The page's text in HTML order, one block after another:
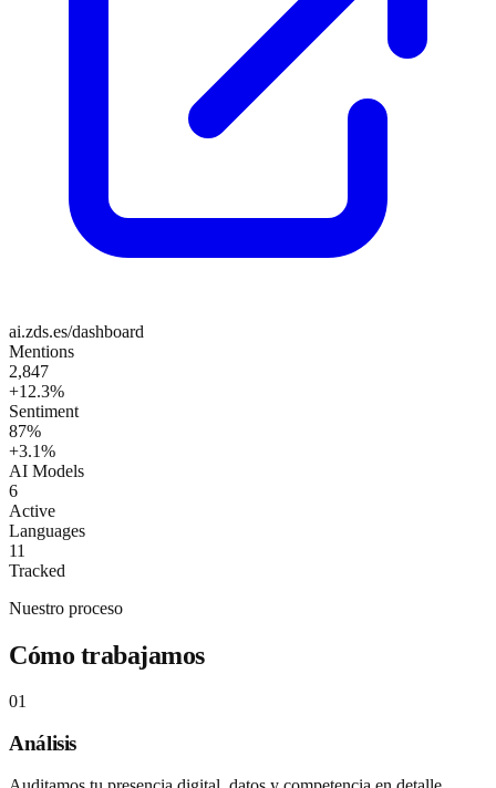
ai.zds.es/dashboard
Mentions
2,847
+12.3%
Sentiment
87%
+3.1%
AI Models
6
Active
Languages
11
Tracked
Nuestro proceso
Cómo trabajamos
01
Análisis